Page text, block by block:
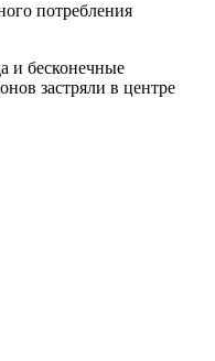
потребления
и бесконечные
застряли в центре